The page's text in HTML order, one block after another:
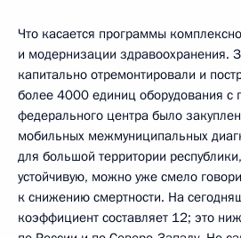
Что касается программы
и модернизации здравоохранения.
капитально отремонтировали и
более 4000 единиц оборудования
федерального центра было
мобильных межмуниципальных
для большой территории
устойчивую, можно уже смело
к снижению смертности. На
коэффициент составляет 12; это